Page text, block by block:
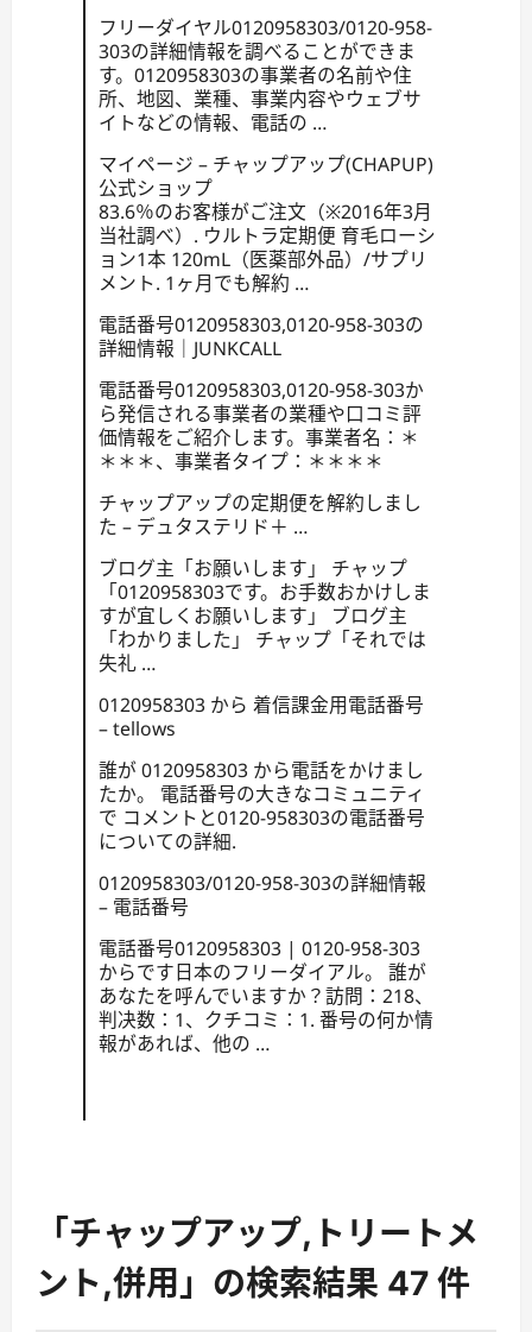
フリーダイヤル0120958303/0120-958-
303の詳細情報を調べることができま
す。0120958303の事業者の名前や住
所、地図、業種、事業内容やウェブサ
イトなどの情報、電話の …
マイページ – チャップアップ(CHAPUP)
公式ショップ
83.6％のお客様がご注文（※2016年3月
当社調べ）. ウルトラ定期便 育毛ローシ
ョン1本 120mL（医薬部外品）/サプリ
メント. 1ヶ月でも解約 …
電話番号0120958303,0120-958-303の
詳細情報｜JUNKCALL
電話番号0120958303,0120-958-303か
ら発信される事業者の業種や口コミ評
価情報をご紹介します。事業者名：＊
＊＊＊、事業者タイプ：＊＊＊＊
チャップアップの定期便を解約しまし
た – デュタステリド＋ …
ブログ主「お願いします」 チャップ
「0120958303です。お手数おかけしま
すが宜しくお願いします」 ブログ主
「わかりました」 チャップ「それでは
失礼 …
0120958303 から 着信課金用電話番号
– tellows
誰が 0120958303 から電話をかけまし
たか。 電話番号の大きなコミュニティ
で コメントと0120-958303の電話番号
についての詳細.
0120958303/0120-958-303の詳細情報
– 電話番号
電話番号0120958303 | 0120-958-303
からです日本のフリーダイアル。 誰が
あなたを呼んでいますか？訪問：218、
判决数：1、クチコミ：1. 番号の何か情
報があれば、他の …
「チャップアップ,トリートメ
ント,併用」の検索結果 47 件